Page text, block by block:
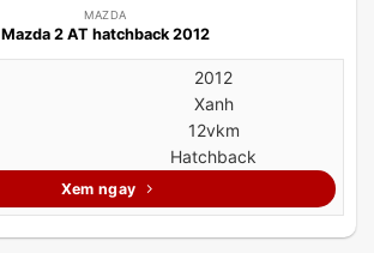
MAZDA
Mazda 2 AT hatchback 2012
2012
Xanh
12vkm
Hatchback
Xem ngay